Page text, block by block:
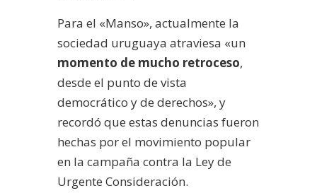
Para el «Manso», actualmente la
sociedad uruguaya atraviesa «un
momento de mucho retroceso,
desde el punto de vista
democrático y de derechos», y
recordó que estas denuncias fueron
hechas por el movimiento popular
en la campaña contra la Ley de
Urgente Consideración.